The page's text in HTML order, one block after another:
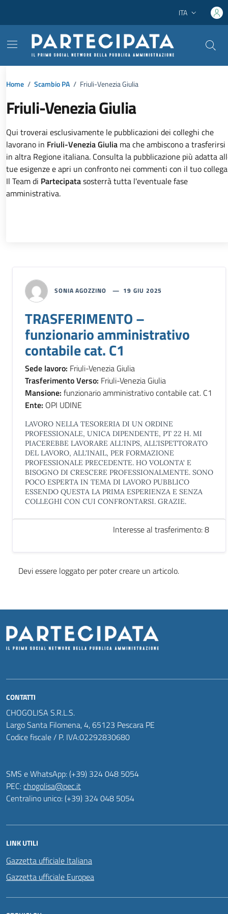
Lingua attiva:
ITA
Home / Scambio PA / Friuli-Venezia Giulia
Friuli-Venezia Giulia
Dettagli dell'argomento
Qui troverai esclusivamente le pubblicazioni dei colleghi che
lavorano in Friuli-Venezia Giulia ma che ambiscono a trasferirsi
in altra Regione italiana. Consulta la pubblicazione più adatta
tue esigenze e apri un confronto nei commenti con il tuo
Il Team di Partecipatasosterrà tutta l'eventuale fase
amministrativa.
SONIA AGOZZINO 19 GIU 2025
TRASFERIMENTO –
funzionario amministrativo
contabile cat. C1
Sede lavoro: Friuli-Venezia Giulia
Trasferimento Verso: Friuli-Venezia Giulia
Mansione: funzionario amministrativo contabile cat. C1
Ente: OPI UDINE
LAVORO NELLA TESORERIA DI UN ORDINE
PROFESSIONALE, UNICA DIPENDENTE, PT 22 H. MI
PIACEREBBE LAVORARE ALL'INPS, ALL'ISPETTORATO
DEL LAVORO, ALL'INAIL, PER FORMAZIONE
PROFESSIONALE PRECEDENTE. HO VOLONTA' E
BISOGNO DI CRESCERE PROFESSIONALMENTE. SONO
POCO ESPERTA IN TEMA DI LAVORO PUBBLICO
ESSENDO QUESTA LA PRIMA ESPERIENZA E SENZA
COLLEGHI CON CUI CONFRONTARSI. GRAZIE.
Interesse al trasferimento: 8
Devi essere loggato per poter creare un articolo.
CONTATTI
CHOGOLISA S.R.L.S.
Largo Santa Filomena, 4, 65123 Pescara PE
Codice fiscale / P. IVA:02292830680
SMS e WhatsApp: (+39) 324 048 5054
PEC:chogolisa@pec.it
Centralino unico: (+39) 324 048 5054
LINK UTILI
Gazzetta ufficiale Italiana
Gazzetta ufficiale Europea